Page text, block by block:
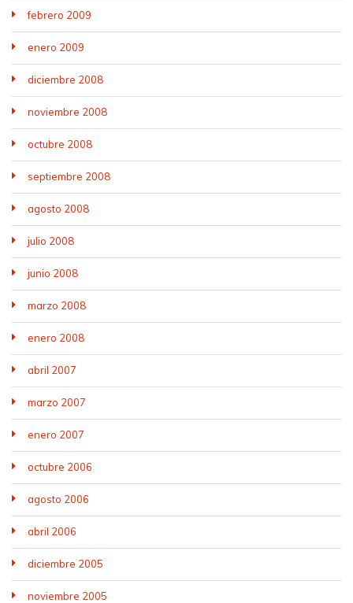
febrero 2009
enero 2009
diciembre 2008
noviembre 2008
octubre 2008
septiembre 2008
agosto 2008
julio 2008
junio 2008
marzo 2008
enero 2008
abril 2007
marzo 2007
enero 2007
octubre 2006
agosto 2006
abril 2006
diciembre 2005
noviembre 2005